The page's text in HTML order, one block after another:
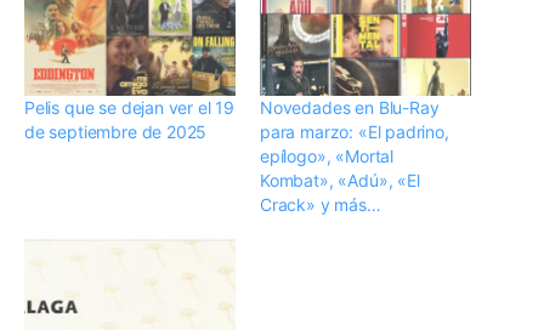
Pelis que se dejan ver el 19
de septiembre de 2025
Novedades en Blu-Ray
para marzo: «El padrino,
epílogo», «Mortal
Kombat», «Adú», «El
Crack» y más…